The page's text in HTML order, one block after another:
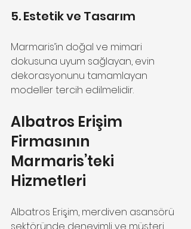
5. Estetik ve Tasarım
Marmaris’in doğal ve mimari
dokusuna uyum sağlayan, evin
dekorasyonunu tamamlayan
modeller tercih edilmelidir.
Albatros Erişim
Firmasının
Marmaris’teki
Hizmetleri
Albatros Erişim, merdiven asansörü